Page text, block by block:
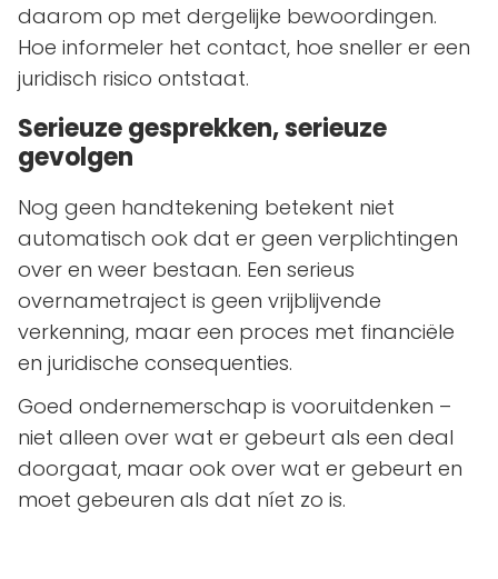
daarom op met dergelijke bewoordingen.
Hoe informeler het contact, hoe sneller er een
juridisch risico ontstaat.
Serieuze gesprekken, serieuze
gevolgen
Nog geen handtekening betekent niet
automatisch ook dat er geen verplichtingen
over en weer bestaan. Een serieus
overnametraject is geen vrijblijvende
verkenning, maar een proces met financiële
en juridische consequenties.
Goed ondernemerschap is vooruitdenken –
niet alleen over wat er gebeurt als een deal
doorgaat, maar ook over wat er gebeurt en
moet gebeuren als dat níet zo is.